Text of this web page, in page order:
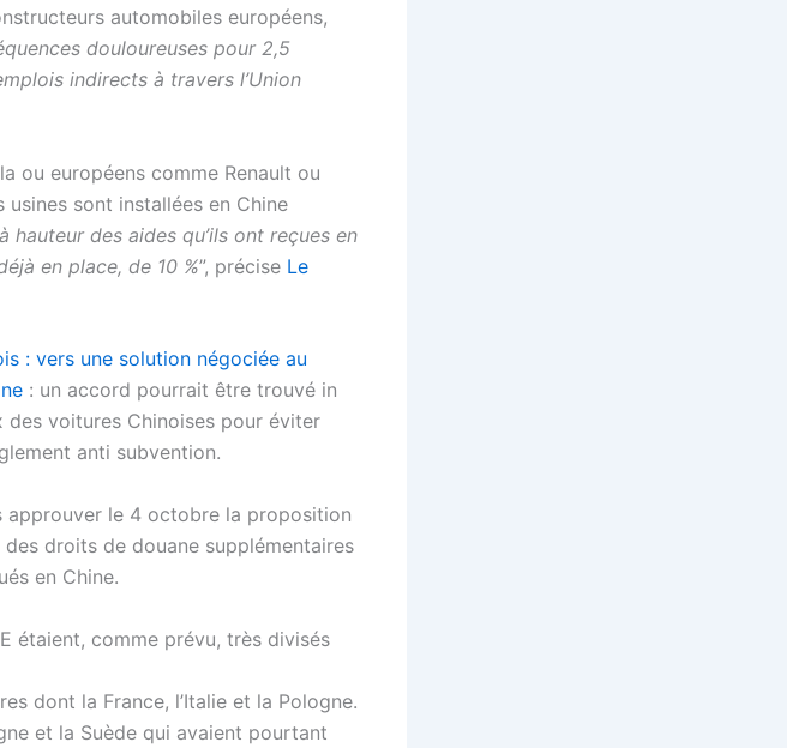
automobiles européens,
douloureuses pour 2,5
indirects à travers l’Union
ou européens comme Renault ou
sont installées en Chine
des aides qu’ils ont reçues en
en place, de 10 %”, précise Le
: vers une solution négociée au
: un accord pourrait être trouvé in
voitures Chinoises pour éviter
anti subvention.
approuver le 4 octobre la proposition
droits de douane supplémentaires
en Chine.
étaient, comme prévu, très divisés
dont la France, l’Italie et la Pologne.
et la Suède qui avaient pourtant